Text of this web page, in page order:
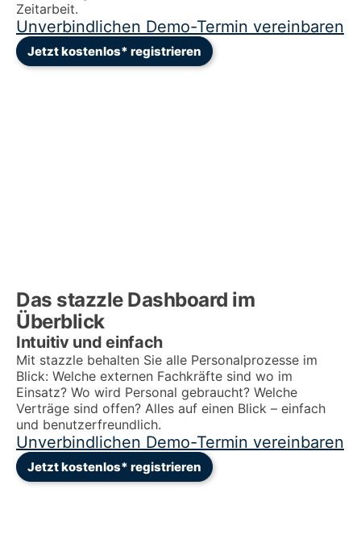
Zeitarbeit.
Unverbindlichen Demo-Termin vereinbaren
Jetzt kostenlos* registrieren
Das stazzle Dashboard im
Überblick
Intuitiv und einfach
Mit stazzle behalten Sie alle Personalprozesse im
Blick: Welche externen Fachkräfte sind wo im
Einsatz? Wo wird Personal gebraucht? Welche
Verträge sind offen? Alles auf einen Blick – einfach
und benutzerfreundlich.
Unverbindlichen Demo-Termin vereinbaren
Jetzt kostenlos* registrieren